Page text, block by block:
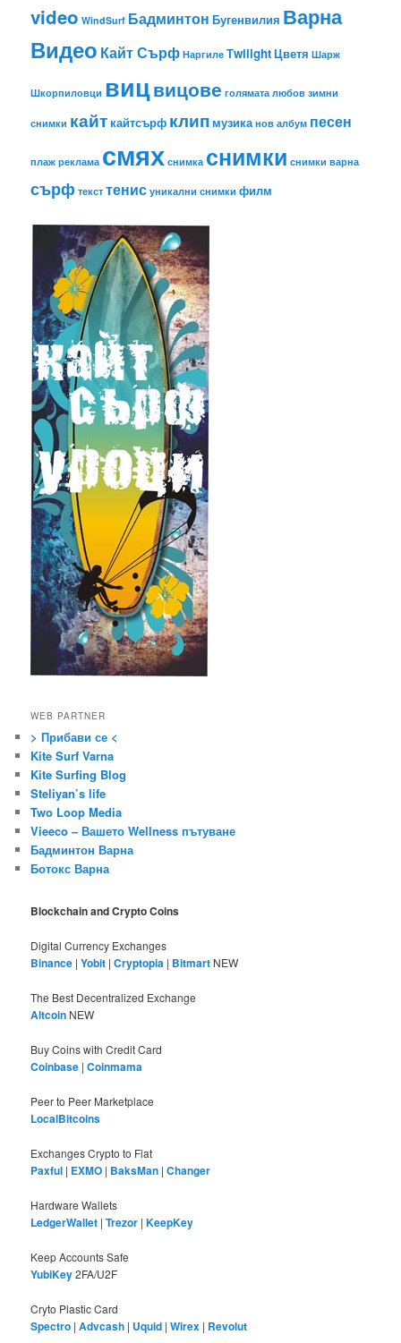
video WindSurf Бадминтон Бугенвилия Варна
Видео Кайт Сърф Наргиле ТwilightЦветя Шарж
Шкорпиловци вицвицове голямата любов зимни
снимки кайт кайтсърф клип музика нов албум песен
плаж реклама смях снимка снимки снимки варна
сърф текст тенис уникални снимки филм
WEB PARTNER
> Прибави се <
Kite Surf Varna
Kite Surfing Blog
Steliyan’s life
Two Loop Media
Vieeco – Вашето Wellness пътуване
Бадминтон Варна
Ботокс Варна
Blockchain and Crypto Coins
Digital Currency Exchanges
Binance |Yobit |Cryptopia | Bitmart NEW
The Best Decentralized Exchange
Altcoin NEW
Buy Coins with Credit Card
Coinbase |Coinmama
Peer to Peer Marketplace
LocalBitcoins
Exchanges Crypto to Fiat
Paxful | EXMO | BaksMan |Changer
Hardware Wallets
LedgerWallet |Trezor |KeepKey
Keep Accounts Safe
YubiKey2FA/U2F
Cryto Plastic Card
Spectro |Advcash | Uquid |Wirex | Revolut